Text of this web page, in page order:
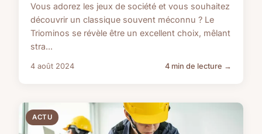
Vous adorez les jeux de société et vous souhaitez
découvrir un classique souvent méconnu ? Le
Triominos se révèle être un excellent choix, mêlant
stra...
4 août 2024 4 min de lecture →
ACTU